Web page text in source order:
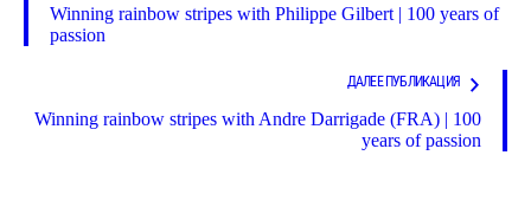
Winning rainbow stripes with Philippe Gilbert | 100 years of
passion
ДАЛЕЕ ПУБЛИКАЦИЯ
Winning rainbow stripes with Andre Darrigade (FRA) | 100
years of passion